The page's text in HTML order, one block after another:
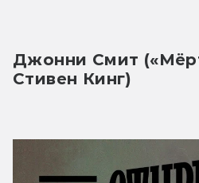
Джонни Смит
Стивен Кинг)